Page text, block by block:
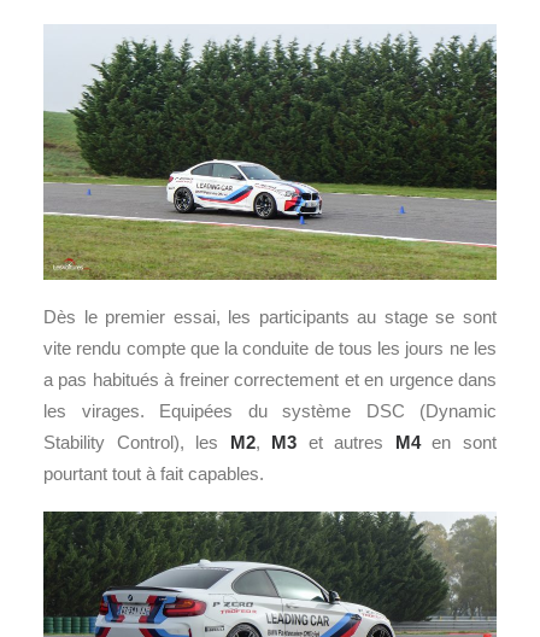
Dès le premier essai, les participants au stage se sont
vite rendu compte que la conduite de tous les jours ne les
a pas habitués à freiner correctement et en urgence dans
les virages. Equipées du système DSC (Dynamic
Stability Control), les M2, M3 et autres M4en sont
pourtant tout à fait capables.